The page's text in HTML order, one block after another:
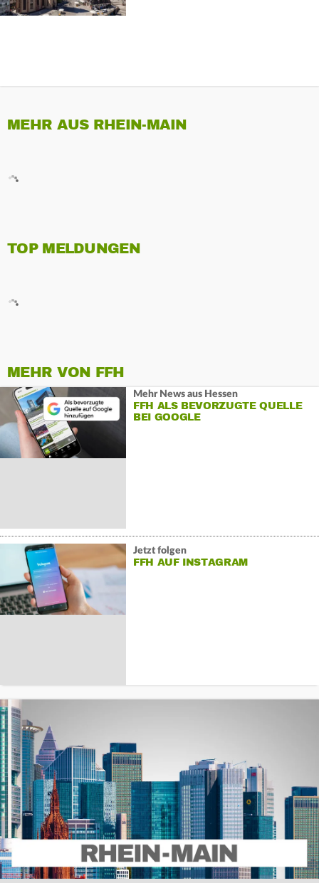
MEHR AUS RHEIN-MAIN
TOP MELDUNGEN
MEHR VON FFH
Mehr News aus Hessen
FFH ALS BEVORZUGTE QUELLE
BEI GOOGLE
Jetzt folgen
FFH AUF INSTAGRAM